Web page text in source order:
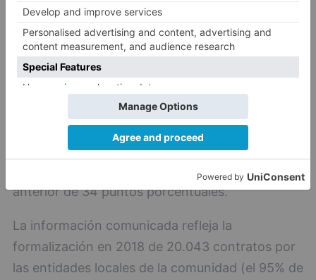
Las entidades locales tienen la obligación de
remitir al Consejo de Cuentas la relación anual
de los expedientes formalizados o, en su caso,
una certificación negativa. Al cierre de 2019, un
total de 1.947 entes del sector público local
(41% del total) habían remitido la información
contractual, habiéndose producido un
importante descenso con relación al ejercicio
anterior de 34 puntos porcentuales.
La información comunicada refleja la
formalización en 2018 de 20.043 contratos por
las entidades locales de la comunidad (el 95% de